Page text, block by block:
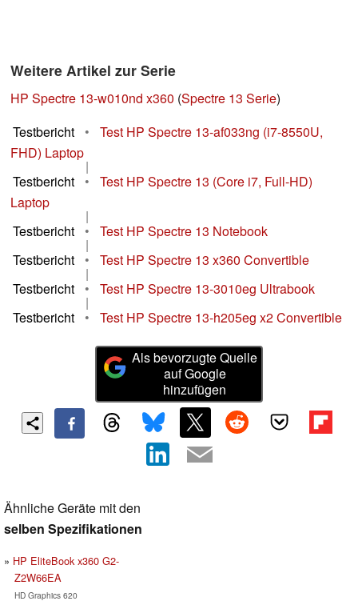
Weitere Artikel zur Serie
HP Spectre 13-w010nd x360 (Spectre 13 Serie)
Testbericht
•
Test HP Spectre 13-af033ng (i7-8550U,
FHD) Laptop
|
Testbericht
•
Test HP Spectre 13 (Core i7, Full-HD)
Laptop
|
Testbericht
• Test HP Spectre 13 Notebook
|
Testbericht
• Test HP Spectre 13 x360 Convertible
|
Testbericht
• Test HP Spectre 13-3010eg Ultrabook
|
Testbericht
• Test HP Spectre 13-h205eg x2 Convertible
Als bevorzugte Quelle
auf Google
hinzufügen
Ähnliche Geräte mit den
selben Spezifikationen
HP EliteBook x360 G2-
Z2W66EA
HD Graphics 620